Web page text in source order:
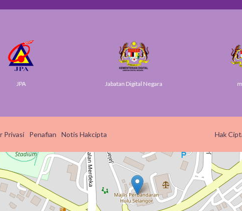
Jabatan Digital Negara
Privasi Penafian Notis Hakcipta Hak